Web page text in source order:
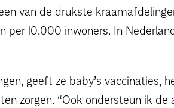
van de drukste
10.000 inwoners. In
geeft ze baby’s vaccinaties,
zorgen. “Ook ondersteun ik